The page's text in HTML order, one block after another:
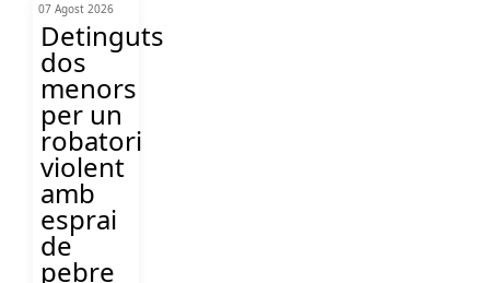
07 Agost 2026
Detinguts
dos
menors
per un
robatori
violent
amb
esprai
de
pebre